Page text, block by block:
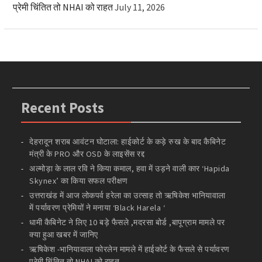
प्रेमी चिंतित तो NHAI को राहतJuly 11, 2026
Recent Posts
देहरादून शराब आवंटन घोटाला: हाईकोर्ट के कड़े रुख के बाद कैबिनेट
मंत्री के PRO और OSD के लाइसेंस रद्द
अल्मोड़ा के लाल रवि ने किया कमाल, हवा में उड़ने वाली कार ‘Hapida
Skynex’ का किया सफल परीक्षण
उत्तराखंड में आज लोकपर्व हरेला का उत्साह तो ऋषिकेश भानियावाला
में पर्यावरण प्रेमियों ने मनाया ‘Black Harela ‘
धामी कैबिनेट ने लिए 10 बड़े फैसले ,मदरसा बोर्ड ,बापूग्राम मामले पर
क्या हुआ खबर में जानिए
ऋषिकेश -भानियावाला फोरलेन मामले में हाईकोर्ट के फैसले से पर्यावरण